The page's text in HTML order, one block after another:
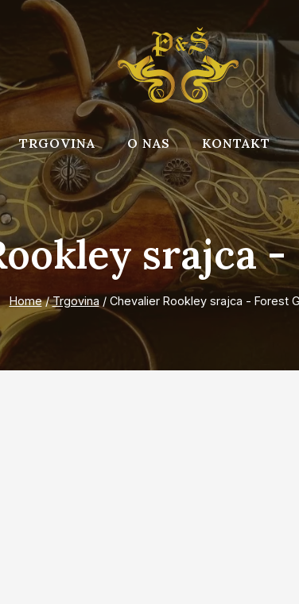
TRGOVINA O NAS KONTAKT
srajca
Home / Trgovina / Chevalier Rookley srajca - Forest